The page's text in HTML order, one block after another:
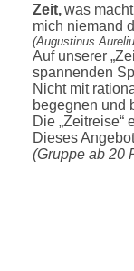
Zeit,was
mich niemand
(Augustinus
Auf unserer
spannenden
Nicht mit
begegnen und
Die
Dieses
(Gruppe ab 20